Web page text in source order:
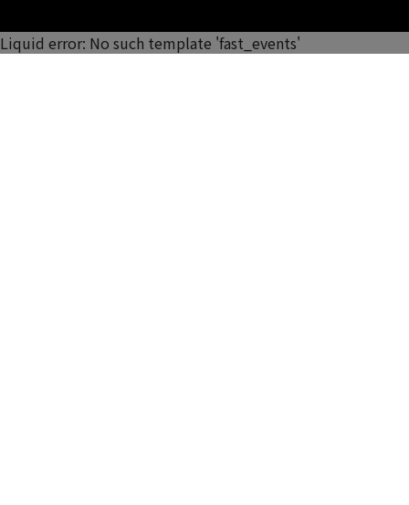
Liquid error: No such template 'fast_events'